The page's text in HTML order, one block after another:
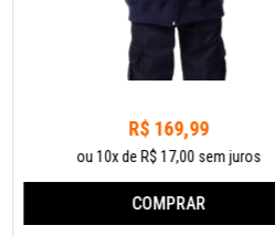
R$ 169,99
ou 10x de R$ 17,00 sem juros
COMPRAR